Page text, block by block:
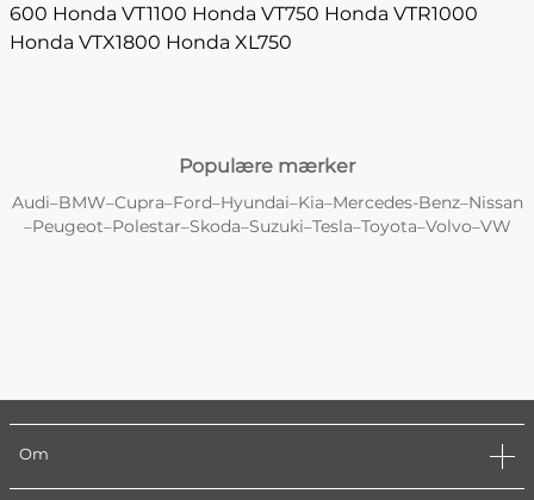
600 Honda VT1100 Honda VT750 Honda VTR1000
Honda VTX1800 Honda XL750
Populære mærker
Audi–BMW–Cupra–Ford–Hyundai–Kia–Mercedes-Benz–Nissan
–Peugeot–Polestar–Skoda–Suzuki–Tesla–Toyota–Volvo–VW
Om